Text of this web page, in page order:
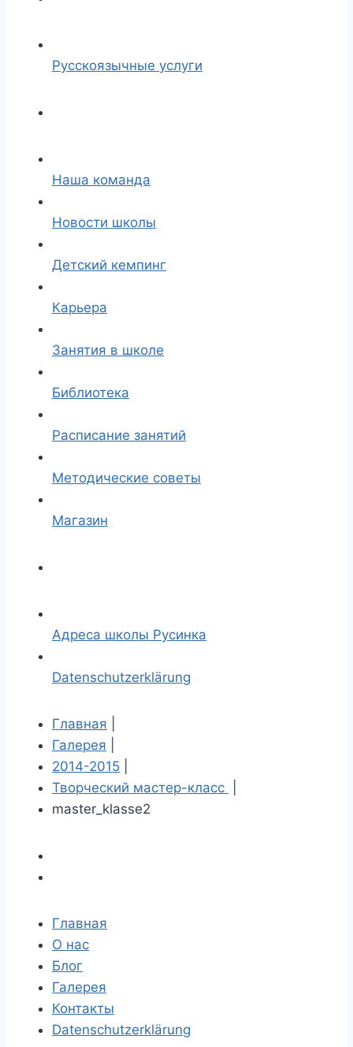
Русскоязычные услуги
Наша команда
Новости школы
Детский кемпинг
Карьера
Занятия в школе
Библиотека
Расписание занятий
Методические советы
Магазин
Адреса школы Русинка
Datenschutzerklärung
Главная
Галерея
2014-2015
Творческий мастер-класс
master_klasse2
Главная
О нас
Блог
Галерея
Контакты
Datenschutzerklärung